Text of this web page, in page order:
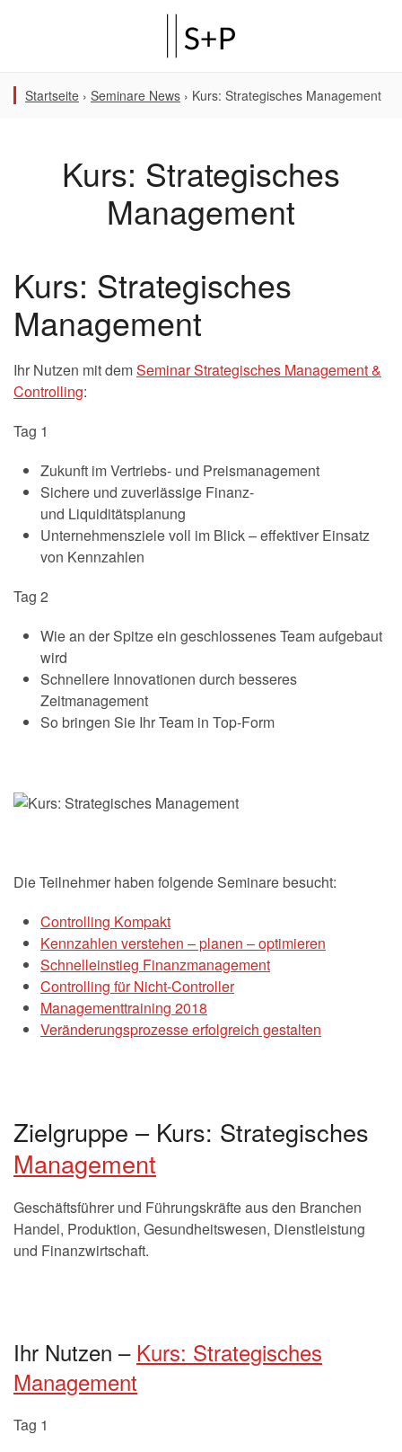
Startseite › Seminare News › Kurs: Strategisches Management
Kurs: Strategisches
Management
Kurs: Strategisches
Management
Ihr Nutzen mit demSeminar Strategisches Management &
Controlling:
Tag 1
Zukunft im Vertriebs- und Preismanagement
Sichere und zuverlässige Finanz-
und Liquiditätsplanung
Unternehmensziele voll im Blick – effektiver Einsatz
von Kennzahlen
Tag 2
Wie an der Spitze ein geschlossenes Team aufgebaut
wird
Schnellere Innovationen durch besseres
Zeitmanagement
So bringen Sie Ihr Team in Top-Form
Die Teilnehmer haben folgende Seminare besucht:
Controlling Kompakt
Kennzahlen verstehen – planen – optimieren
Schnelleinstieg Finanzmanagement
Controlling für Nicht-Controller
Managementtraining 2018
Veränderungsprozesse erfolgreich gestalten
Zielgruppe – Kurs: Strategisches
Management
Geschäftsführer und Führungskräfte aus den Branchen
Handel, Produktion, Gesundheitswesen, Dienstleistung
und Finanzwirtschaft.
Ihr Nutzen – Kurs: Strategisches
Management
Tag 1